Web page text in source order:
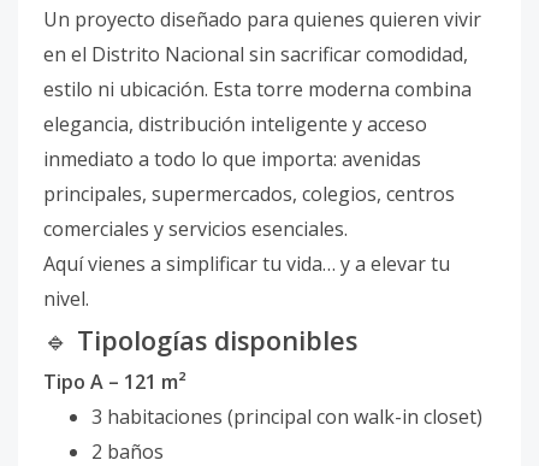
Un proyecto diseñado para quienes quieren vivir
en el Distrito Nacional sin sacrificar comodidad,
estilo ni ubicación. Esta torre moderna combina
elegancia, distribución inteligente y acceso
inmediato a todo lo que importa: avenidas
principales, supermercados, colegios, centros
comerciales y servicios esenciales.
Aquí vienes a simplificar tu vida… y a elevar tu
nivel.
🔹 Tipologías disponibles
Tipo A – 121 m²
3 habitaciones (principal con walk-in closet)
2 baños